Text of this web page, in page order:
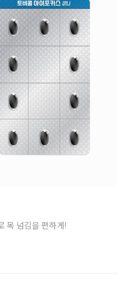
목 넘김을 편하게!